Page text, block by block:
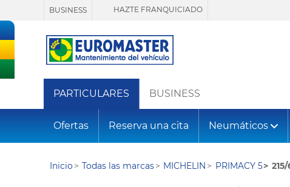
BUSINESS HAZTE FRANQUICIADO
PARTICULARES BUSINESS
Ofertas Reserva una cita Neumáticos
Inicio Todas las marcas MICHELIN PRIMACY 5